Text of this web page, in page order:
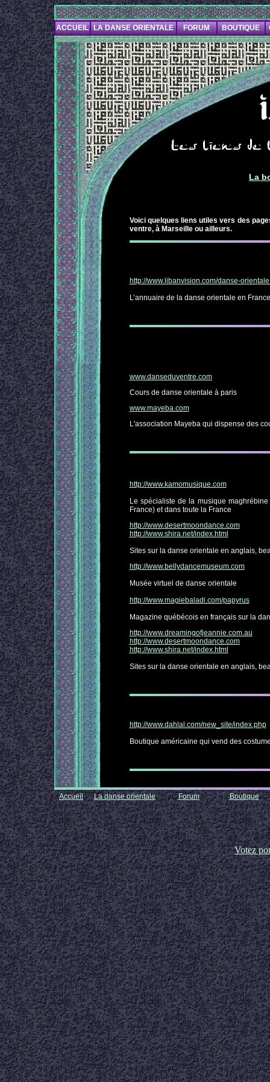
ACCUEIL LA DANSE ORIENTALE FORUM BOUTIQUE
La
Voici quelques liens utiles vers des
ventre, à Marseille ou ailleurs.
http://www.libanvision.com/danse-
L’annuaire de la danse orientale en
www.danseduventre.com
Cours de danse orientale à paris
www.mayeba.com
L'association Mayeba qui dispense des
http://www.kamomusique.com
Le spécialiste de la musique
France) et dans toute la France
http://www.desertmoondance.com
http://www.shira.net/index.html
Sites sur la danse orientale en anglais,
http://www.bellydancemuseum.com
Musée virtuel de danse orientale
http://www.magiebaladi.com/papyrus
Magazine québécois en français sur la
http://www.dreamingofjeannie.com.au
http://www.desertmoondance.com
http://www.shira.net/index.html
Sites sur la danse orientale en anglais,
http://www.dahlal.com/new_site/index.php
Boutique américaine qui vend des
Accueil La danse orientale Forum Boutique
Votez